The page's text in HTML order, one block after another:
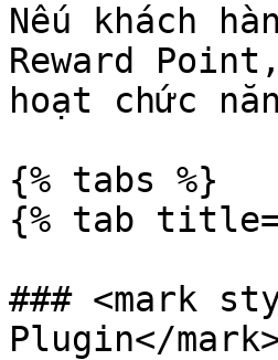
Nếu khách
Reward
hoạt chức
{% tabs %}
{% tab
### <mark
Plugin</